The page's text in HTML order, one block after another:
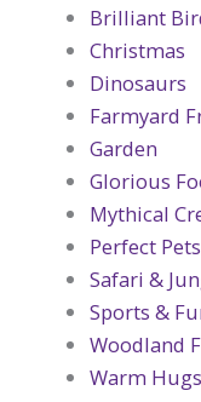
Brilliant
Christmas
Dinosaurs
Farmyard
Garden
Glorious
Mythical
Perfect Pets
Safari &
Sports &
Woodland
Warm Hugs